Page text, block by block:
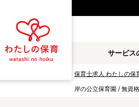
サービス
保育士求人 わたしの保
岸の公立保育園 / 無資